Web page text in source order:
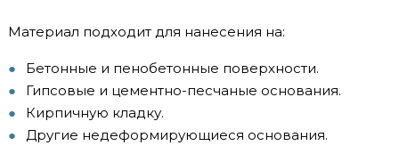
Материал подходит для нанесения на:
Бетонные и пенобетонные поверхности.
Гипсовые и цементно-песчаные основания.
Кирпичную кладку.
Другие недеформирующиеся основания.